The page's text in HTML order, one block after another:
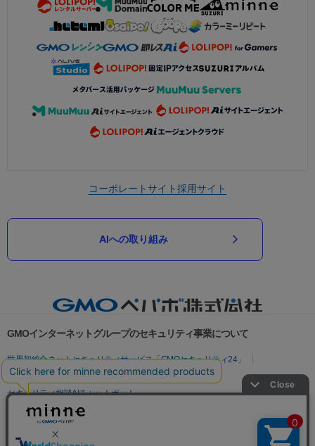
コーポレートサイト採用サイト
AIへの取り組み
GMOインターネットグループのセキュリティ事業について
世界初総合ネットセキュリティサービス「GMOセキュリティ24」
パスワード漏洩診断
Webサイトリスク診断
セキュリティ相談AIチャットボット
実在証明・盗聴対策